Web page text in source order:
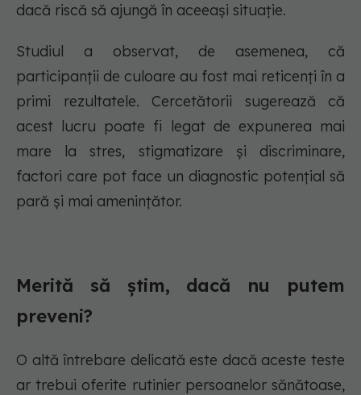
dacă riscă să ajungă în aceeași situație.
Studiul a observat, de asemenea, că
participanții de culoare au fost mai reticenți în a
primi rezultatele. Cercetătorii sugerează că
acest lucru poate fi legat de expunerea mai
mare la stres, stigmatizare și discriminare,
factori care pot face un diagnostic potențial să
pară și mai amenințător.
Merită să știm, dacă nu putem
preveni?
O altă întrebare delicată este dacă aceste teste
ar trebui oferite rutinier persoanelor sănătoase,